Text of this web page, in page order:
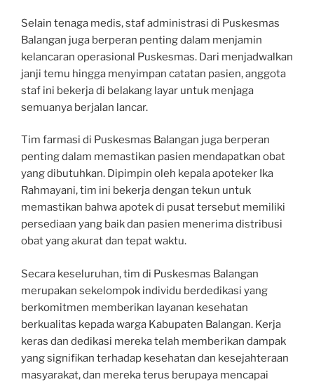
Selain tenaga medis, staf administrasi di Puskesmas
Balangan juga berperan penting dalam menjamin
kelancaran operasional Puskesmas. Dari menjadwalkan
janji temu hingga menyimpan catatan pasien, anggota
staf ini bekerja di belakang layar untuk menjaga
semuanya berjalan lancar.
Tim farmasi di Puskesmas Balangan juga berperan
penting dalam memastikan pasien mendapatkan obat
yang dibutuhkan. Dipimpin oleh kepala apoteker Ika
Rahmayani, tim ini bekerja dengan tekun untuk
memastikan bahwa apotek di pusat tersebut memiliki
persediaan yang baik dan pasien menerima distribusi
obat yang akurat dan tepat waktu.
Secara keseluruhan, tim di Puskesmas Balangan
merupakan sekelompok individu berdedikasi yang
berkomitmen memberikan layanan kesehatan
berkualitas kepada warga Kabupaten Balangan. Kerja
keras dan dedikasi mereka telah memberikan dampak
yang signifikan terhadap kesehatan dan kesejahteraan
masyarakat, dan mereka terus berupaya mencapai